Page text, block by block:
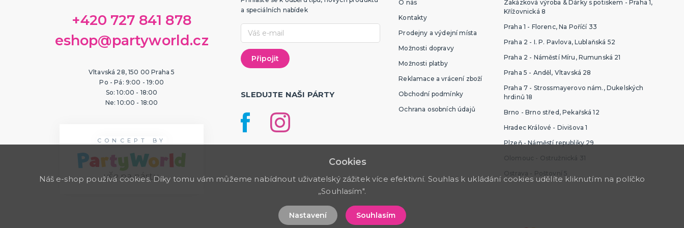
+420 727 841 878
eshop@partyworld.cz
Vltavská 28, 150 00 Praha 5
Po - Pá: 9:00 - 19:00
So: 10:00 - 18:00
Ne: 10:00 - 18:00
CONCEPT BY
a speciálních nabídek
SLEDUJTE NAŠI PÁRTY
O nás
Kontakty
Prodejny a výdejní místa
Možnosti dopravy
Možnosti platby
Reklamace a vrácení zboží
Obchodní podmínky
Ochrana osobních údajů
Zakázková výroba & Dárky s potiskem - Praha 1,
Křížovnická 8
Praha 1 - Florenc, Na Poříčí 33
Praha 2 - I. P. Pavlova, Lublaňská 52
Praha 2 - Náměstí Míru, Rumunská 21
Praha 5 - Anděl, Vltavská 28
Praha 7 - Strossmayerovo nám., Dukelských
hrdinů 18
Brno - Brno střed, Pekařská 12
Hradec Králové - Divišova 1
Plzeň - Náměstí republiky 29
Olomouc - Ostružnická 31
Ostrava - Poštovní 5
Cookies
Náš e-shop používá cookies. Díky tomu vám můžeme nabídnout uživatelský zážitek více efektivní. Souhlas k ukládání cookies udělíte kliknutím na políčko
„Souhlasím".
Nastavení Souhlasím